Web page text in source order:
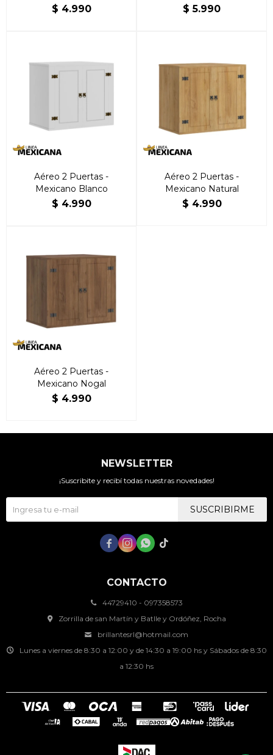
$ 4.990 $ 5.990
Aéreo 2 Puertas -
Mexicano Blanco
$ 4.990
Aéreo 2 Puertas -
Mexicano Natural
$ 4.990
Aéreo 2 Puertas -
Mexicano Nogal
$ 4.990
CONTACTO
44729410 - 097358573
Zorrilla de san Martín y Batlle y Ordóñez, Rocha
brillantesrl@hotmail.com
Lunes a viernes de 8:30 a 12:00 y de 14:30 a 19:00 hs y Sábados de 8:30
a 12:30 hs
NEWSLETTER
¡Suscribite y recibí todas nuestras novedades!
SUSCRIBIRME
   